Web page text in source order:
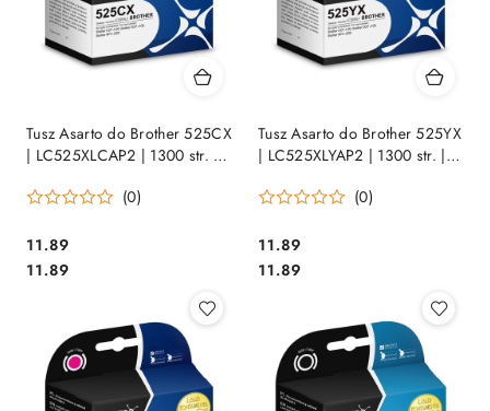
Tusz Asarto do Brother 525CX
| LC525XLCAP2 | 1300 str. |
(0)
Cena:
11.89
Cena:
11.89
Tusz Asarto do Brother 525YX
| LC525XLYAP2 | 1300 str. |
(0)
Cena:
11.89
Cena:
11.89